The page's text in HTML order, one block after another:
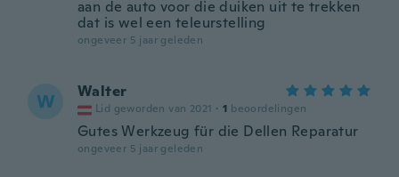
aan de auto voor die duiken uit te trekken
dat is wel een teleurstelling
ongeveer 5 jaar geleden
W Walter
Lid geworden van 2021 · 1 beoordelingen
Gutes Werkzeug für die Dellen Reparatur
ongeveer 5 jaar geleden